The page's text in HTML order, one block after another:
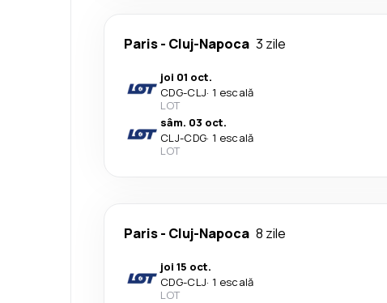
Paris- Cluj-Napoca 3 zile
joi 01 oct.
CDG-CLJ· 1 escală
LOT
sâm. 03 oct.
CLJ-CDG· 1 escală
LOT
Paris- Cluj-Napoca 8 zile
joi 15 oct.
CDG-CLJ· 1 escală
LOT